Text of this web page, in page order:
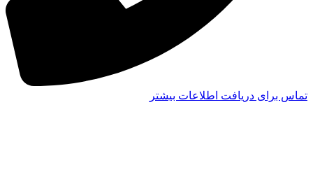
تماس برای دریافت اطلاعات بیشتر